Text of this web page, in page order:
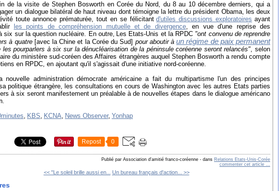
de la visite de Stephen Bosworth en Corée du Nord, du 8 au 10 décembre derniers, qui a
un dialogue bilatéral de haut niveau dont témoigne la lettre du président Obama, les deux
toute annonce prématurée, tout en se félicitant d'utiles discussions exploratoires ayant
les points de compréhension mutuelle et de divergence, en vue d'une reprise des
six sur la question nucléaire. En outre, Les Etats-Unis et la RPDC "ont convenu de reprendre
à quatre[avec la Chine et la Corée du Sud] pour aboutir àun régime de paix permanent
les pourparlers à six sur la dénucléarisation de la péninsule coréenne seront relancés", selon
du ministère sud-coréen des Affaires étrangères auquel Stephen Bosworth a rendu compte
en RPDC, en ajoutant qu'il s'agissait d'une initiative nord-coréenne.
nouvelle administration démocrate américaine a fait du multipartisme l'un des principes
politique étrangère, les consultations en cours de Washington avec les autres Etats parties
à six seront manifestement un préalable à de nouvelles étapes dans le dialogue américano
, KBS, KCNA, News Observer, Yonhap
Repost 0
Publié par Association d'amitié franco-coréenne - dans Relations Etats-Unis-Corée
commenter cet article …
<< "Le soleil brille aussi en... Un bureau français d'action... >>